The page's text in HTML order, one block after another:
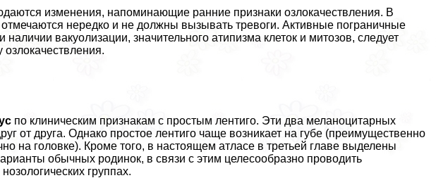
изменения, напоминающие ранние признаки озлокачествления. В
нередко и не должны вызывать тревоги. Активные пограничные
вакуолизации, значительного атипизма клеток и митозов, следует
по клиническим признакам с простым лентиго. Эти два меланоцитарных
от друга. Однако простое лентиго чаще возникает на губе (преимущественно
на головке). Кроме того, в настоящем атласе в третьей главе выделены
обычных родинок, в связи с этим целесообразно проводить
группах.